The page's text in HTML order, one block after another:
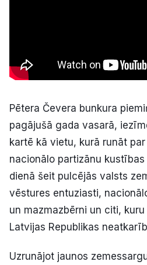
Ziņo redakcijai
E-avīze Abonē
Pētera Čevera bunkura
pagājušā gada vasarā,
kartē kā vietu, kurā runāt
nacionālo partizānu
dienā šeit pulcējās valsts
vēstures entuziasti,
un mazmazbērni un citi,
Latvijas Republikas
Uzrunājot jaunos